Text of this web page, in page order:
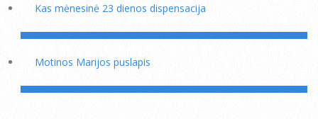
Kas mėnesinė 23 dienos dispensacija
Motinos Marijos puslapis